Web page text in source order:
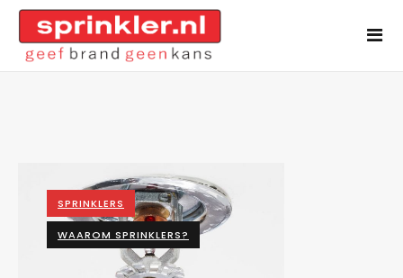
SPRINKLERS
WAAROM SPRINKLERS?